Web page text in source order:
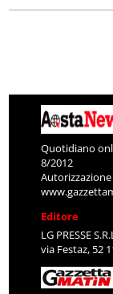
Quotidiano
8/2012
Editore
LG PRESSE
via Festaz, 52